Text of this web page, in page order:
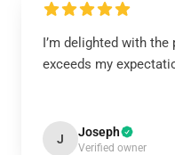
I’m delighted with the
exceeds my
J Joseph
Verified owner